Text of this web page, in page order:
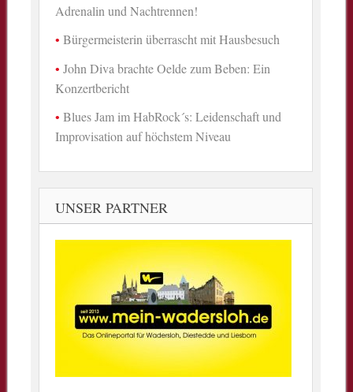
Adrenalin und Nachtrennen!
Bürgermeisterin überrascht mit Hausbesuch
John Diva brachte Oelde zum Beben: Ein
Konzertbericht
Blues Jam im HabRock´s: Leidenschaft und
Improvisation auf höchstem Niveau
UNSER PARTNER